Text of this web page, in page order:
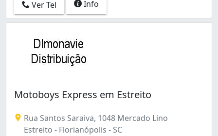
Ver Tel Info
Motoboys Express em Estreito
Rua Santos Saraiva, 1048 Mercado Lino
Estreito - Florianópolis - SC